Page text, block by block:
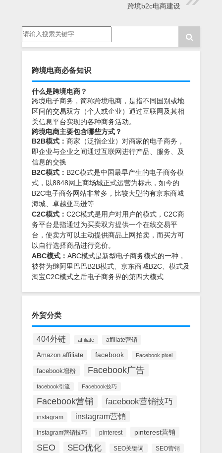
跨境b2c电商建设
跨境电商必备知识
什么是跨境电商？
跨境电子商务，简称跨境电商，是指不同国别或地
区间的交易双方（个人或企业）通过互联网及其相
关信息平台实现的各种商务活动。
跨境电商主要包含哪些方式？
B2B模式： 商家（泛指企业）对商家的电子商务，
即企业与企业之间通过互联网进行产品、服务、及
信息的交换
B2C模式： B2C模式是中国最早产生的电子商务模
式，以8848网上商场城正式运营为标志，如今的
B2C电子商务网站非常多，比较大型的有京东商城
海城、卓越亚马逊等
C2C模式： C2C模式是用户对用户的模式，C2C商
务平台是指通过为买卖双方提供一个在线交易平
台，使卖方可以主动提供商品上网拍卖，而买方可
以自行选择商品进行竞价。
ABC模式： ABC模式是新型电子商务模式的一种，
被誉为继阿里巴巴B2B模式、京东商城B2C、模式及
淘宝C2C模式之后电子商务界的第四大模式
外贸分类
404外链 affiliate affiliate营销
Amazon affiliate facebook Facebook pixel
facebook增粉 Facebook广告
facebook引流 Facebook技巧
Facebook营销 facebook营销技巧
instagram instagram营销
Instagram营销技巧 pinterest pinterest营销
SEO SEO优化 SEO关键词 SEO营销